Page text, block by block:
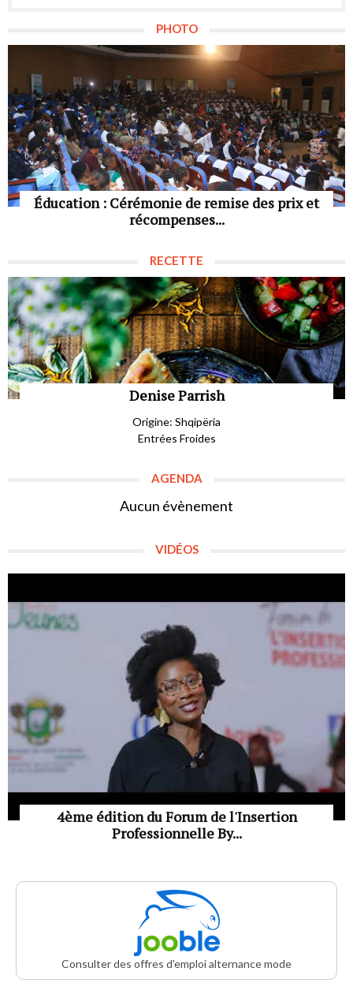
PHOTO
Éducation : Cérémonie de remise des prix et
récompenses...
RECETTE
Denise Parrish
Origine: Shqipëria
Entrées Froides
AGENDA
Aucun évènement
VIDÉOS
4ème édition du Forum de l'Insertion
Professionnelle By...
Consulter des offres d'emploi alternance mode